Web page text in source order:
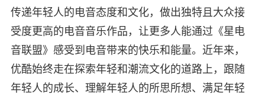
传递年轻人的电音态度和文化，做出独特且大众接
受度更高的电音音乐作品，让更多人能通过《星电
音联盟》感受到电音带来的快乐和能量。近年来，
优酷始终走在探索年轻和潮流文化的道路上，跟随
年轻人的成长、理解年轻人的所思所想、满足年轻